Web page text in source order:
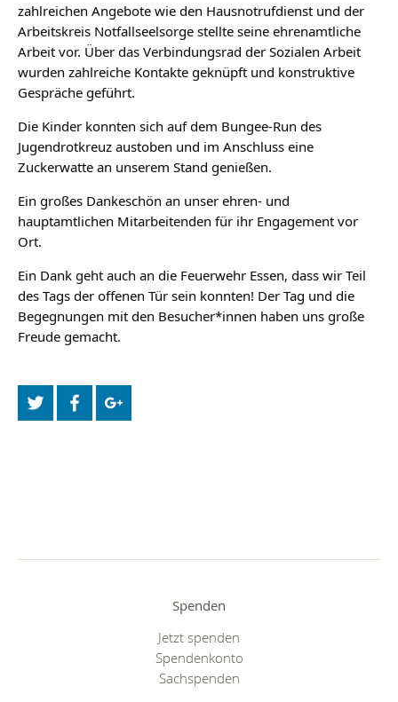
zahlreichen Angebote wie den Hausnotrufdienst und der
Arbeitskreis Notfallseelsorge stellte seine ehrenamtliche
Arbeit vor. Über das Verbindungsrad der Sozialen Arbeit
wurden zahlreiche Kontakte geknüpft und konstruktive
Gespräche geführt.
Die Kinder konnten sich auf dem Bungee-Run des
Jugendrotkreuz austoben und im Anschluss eine
Zuckerwatte an unserem Stand genießen.
Ein großes Dankeschön an unser ehren- und
hauptamtlichen Mitarbeitenden für ihr Engagement vor
Ort.
Ein Dank geht auch an die Feuerwehr Essen, dass wir Teil
des Tags der offenen Tür sein konnten! Der Tag und die
Begegnungen mit den Besucher*innen haben uns große
Freude gemacht.
Spenden
Jetzt spenden
Spendenkonto
Sachspenden